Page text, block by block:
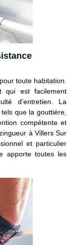
toute habitation.
qui est facilement
d’entretien. La
que la gouttière,
compétente et
à Villers Sur
et particulier
apporte toutes les